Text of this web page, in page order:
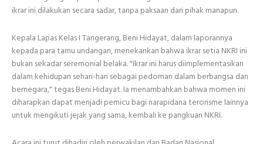
ikrar ini dilakukan secara sadar, tanpa paksaan dari pihak manapun.
Kepala Lapas Kelas I Tangerang, Beni Hidayat, dalam laporannya
kepada para tamu undangan, menekankan bahwa ikrar setia NKRI ini
bukan sekadar seremonial belaka. "Ikrar ini harus diimplementasikan
dalam kehidupan sehari-hari sebagai pedoman dalam berbangsa dan
bernegara," tegas Beni Hidayat. Ia menambahkan bahwa momen ini
diharapkan dapat menjadi pemicu bagi narapidana terorisme lainnya
untuk mengikuti jejak yang sama, kembali ke pangkuan NKRI.